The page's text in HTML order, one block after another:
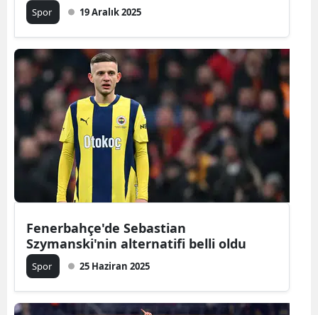
Siirt
Sinop
Sivas
Tekirdağ
Trabzon
Van
Spor 19 Aralık 2025
Fenerbahçe'de Sebastian
Szymanski'nin alternatifi belli oldu
Spor 25 Haziran 2025